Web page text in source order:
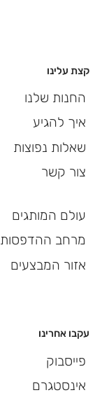
עקבו אחרינו
פייסבוק
אינסטגרם
קצת עלינו
החנות שלנו
איך להגיע
שאלות נפוצות
צור קשר
עולם המותגים
מרחב ההדפסות
אזור המבצעים